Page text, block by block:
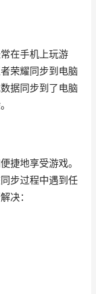
在手机上玩游
荣耀同步到电脑
据同步到了电脑
捷地享受游戏。
步过程中遇到任
决：